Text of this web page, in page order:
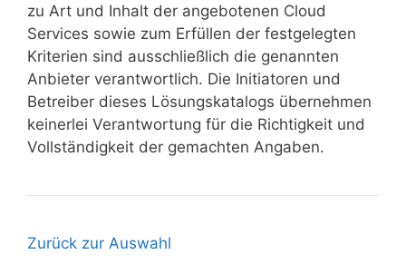
zu Art und Inhalt der angebotenen Cloud
Services sowie zum Erfüllen der festgelegten
Kriterien sind ausschließlich die genannten
Anbieter verantwortlich. Die Initiatoren und
Betreiber dieses Lösungskatalogs übernehmen
keinerlei Verantwortung für die Richtigkeit und
Vollständigkeit der gemachten Angaben.
Zurück zur Auswahl